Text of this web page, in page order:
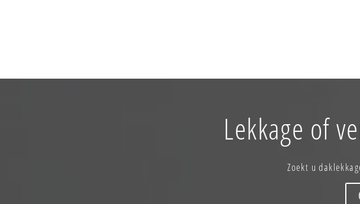
Lekkage of
Zoekt u